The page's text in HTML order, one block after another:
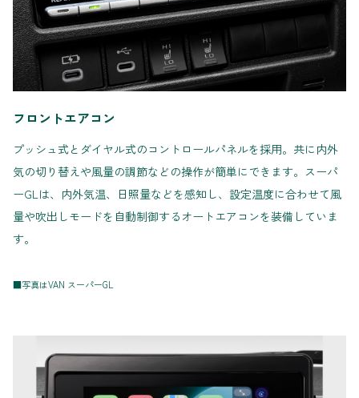
フロントエアコン
プッシュ式とダイヤル式のコントロールパネルを採用。共に内外
気の切り替えや風量の調節などの操作が簡単にできます。スーパ
ーGLは、内外気温、日照量などを感知し、設定温度に合わせて風
量や吹出しモードを自動制御するオートエアコンを装備していま
す。
■写真はVAN スーパーGL